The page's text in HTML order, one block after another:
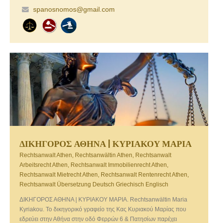
spanosnomos@gmail.com
ΔΙΚΗΓΟΡΟΣ ΑΘΗΝΑ | ΚΥΡΙΑΚΟΥ ΜΑΡΙΑ
Rechtsanwalt Athen, Rechtsanwältin Athen, Rechtsanwalt
Arbeitsrecht Athen, Rechtsanwalt Immobilienrecht Athen,
Rechtsanwalt Mietrecht Athen, Rechtsanwalt Rentenrecht Athen,
Rechtsanwalt Übersetzung Deutsch Griechisch Englisch
ΔΙΚΗΓΟΡΟΣ ΑΘΗΝΑ | ΚΥΡΙΑΚΟΥ ΜΑΡΙΑ. Rechtsanwältin Maria
Kyriakou. Το δικηγορικό γραφείο της Κας Κυριακού Μαρίας που
εδρεύει στην Αθήνα στην οδό Φερρών 6 & Πατησίων παρέχει